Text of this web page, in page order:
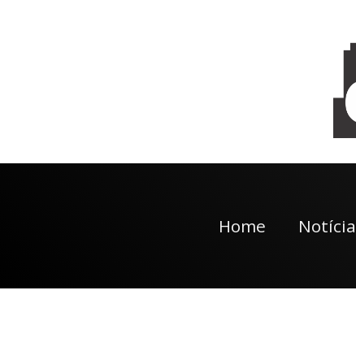
Home